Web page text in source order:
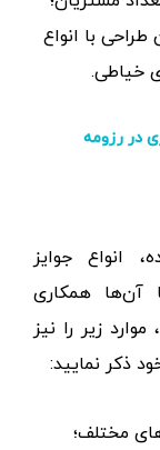
با انواع
خیاطی.
در رزومه
انواع جوایز
همکاری
زیر را نیز
ذکر نمایید:
مختلف؛